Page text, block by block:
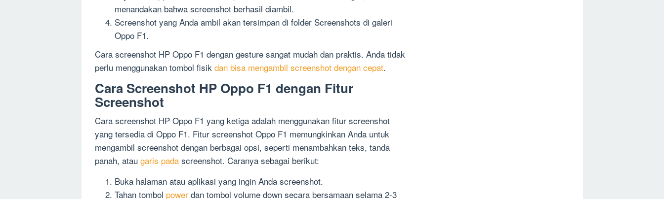
menandakan bahwa screenshot berhasil diambil.
Screenshot yang Anda ambil akan tersimpan di folder Screenshots di galeri
Oppo F1.
Cara screenshot HP Oppo F1 dengan gesture sangat mudah dan praktis. Anda tidak
perlu menggunakan tombol fisik dan bisa mengambil screenshot dengan cepat.
Cara Screenshot HP Oppo F1 dengan Fitur
Screenshot
Cara screenshot HP Oppo F1 yang ketiga adalah menggunakan fitur screenshot
yang tersedia di Oppo F1. Fitur screenshot Oppo F1 memungkinkan Anda untuk
mengambil screenshot dengan berbagai opsi, seperti menambahkan teks, tanda
panah, atau garis pada screenshot. Caranya sebagai berikut:
Buka halaman atau aplikasi yang ingin Anda screenshot.
Tahan tombol power dan tombol volume down secara bersamaan selama 2-3